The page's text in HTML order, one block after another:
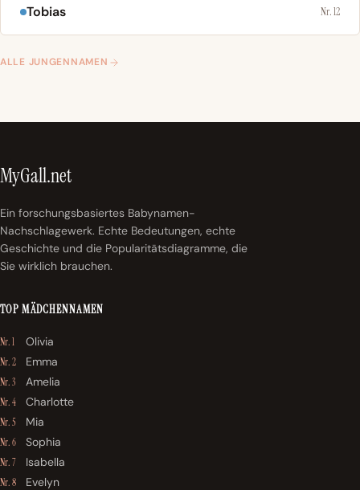
Tobias Nr. 12
ALLE JUNGENNAMEN
MyGall.net
Ein forschungsbasiertes Babynamen-
Nachschlagewerk. Echte Bedeutungen, echte
Geschichte und die Popularitätsdiagramme, die
Sie wirklich brauchen.
TOP MÄDCHENNAMEN
Nr. 1 Olivia
Nr. 2 Emma
Nr. 3 Amelia
Nr. 4 Charlotte
Nr. 5 Mia
Nr. 6 Sophia
Nr. 7 Isabella
Nr. 8 Evelyn